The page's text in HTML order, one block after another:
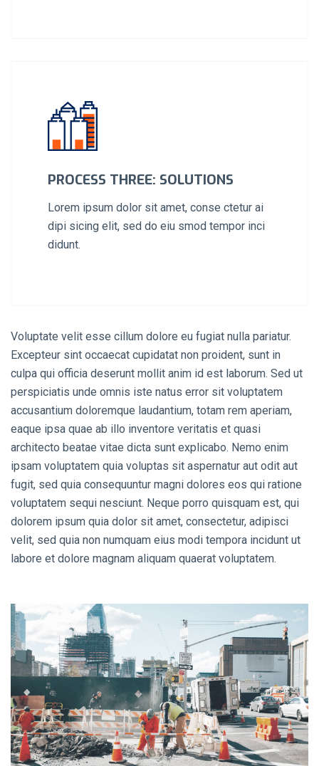
PROCESS THREE: SOLUTIONS
Lorem ipsum dolor sit amet, conse ctetur ai
dipi sicing elit, sed do eiu smod tempor inci
didunt.
Voluptate velit esse cillum dolore eu fugiat nulla pariatur.
Excepteur sint occaecat cupidatat non proident, sunt in
culpa qui officia deserunt mollit anim id est laborum. Sed ut
perspiciatis unde omnis iste natus error sit voluptatem
accusantium doloremque laudantium, totam rem aperiam,
eaque ipsa quae ab illo inventore veritatis et quasi
architecto beatae vitae dicta sunt explicabo. Nemo enim
ipsam voluptatem quia voluptas sit aspernatur aut odit aut
fugit, sed quia consequuntur magni dolores eos qui ratione
voluptatem sequi nesciunt. Neque porro quisquam est, qui
dolorem ipsum quia dolor sit amet, consectetur, adipisci
velit, sed quia non numquam eius modi tempora incidunt ut
labore et dolore magnam aliquam quaerat voluptatem.